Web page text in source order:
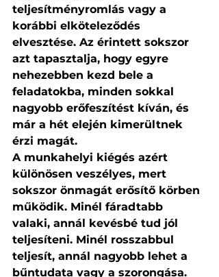
teljesítményromlás vagy a
korábbi elköteleződés
elvesztése. Az érintett sokszor
azt tapasztalja, hogy egyre
nehezebben kezd bele a
feladatokba, minden sokkal
nagyobb erőfeszítést kíván, és
már a hét elején kimerültnek
érzi magát.
A munkahelyi kiégés azért
különösen veszélyes, mert
sokszor önmagát erősítő körben
működik. Minél fáradtabb
valaki, annál kevésbé tud jól
teljesíteni. Minél rosszabbul
teljesít, annál nagyobb lehet a
bűntudata vagy a szorongása.